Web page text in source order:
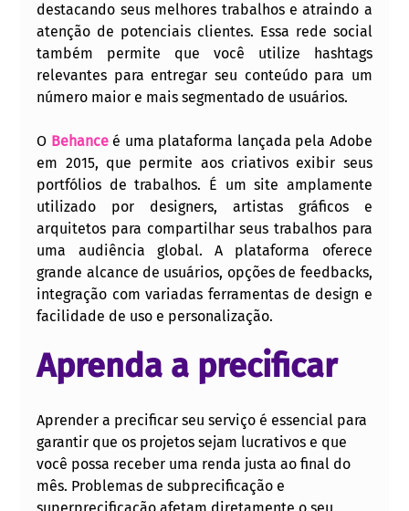
destacando seus melhores trabalhos e atraindo a
atenção de potenciais clientes. Essa rede social
também permite que você utilize hashtags
relevantes para entregar seu conteúdo para um
número maior e mais segmentado de usuários.
O Behance é uma plataforma lançada pela Adobe
em 2015, que permite aos criativos exibir seus
portfólios de trabalhos. É um site amplamente
utilizado por designers, artistas gráficos e
arquitetos para compartilhar seus trabalhos para
uma audiência global. A plataforma oferece
grande alcance de usuários, opções de feedbacks,
integração com variadas ferramentas de design e
facilidade de uso e personalização.
Aprenda a precificar
Aprender a precificar seu serviço é essencial para
garantir que os projetos sejam lucrativos e que
você possa receber uma renda justa ao final do
mês. Problemas de subprecificação e